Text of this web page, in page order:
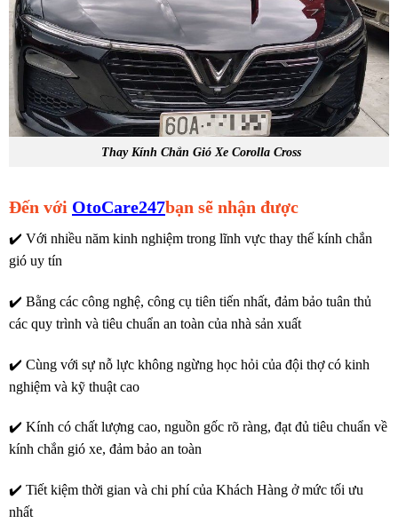
Thay Kính Chắn Gió Xe Corolla Cross
Đến với OtoCare247bạn sẽ nhận được
✔️ Với nhiều năm kinh nghiệm trong lĩnh vực thay thế kính chắn
gió uy tín
✔️ Bằng các công nghệ, công cụ tiên tiến nhất, đảm bảo tuân thủ
các quy trình và tiêu chuẩn an toàn của nhà sản xuất
✔️ Cùng với sự nỗ lực không ngừng học hỏi của đội thợ có kinh
nghiệm và kỹ thuật cao
✔️ Kính có chất lượng cao, nguồn gốc rõ ràng, đạt đủ tiêu chuẩn về
kính chắn gió xe, đảm bảo an toàn
✔️ Tiết kiệm thời gian và chi phí của Khách Hàng ở mức tối ưu
nhất